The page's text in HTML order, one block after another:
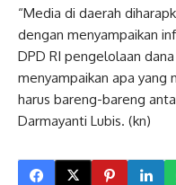
“Media di daerah
dengan menyampaikan
DPD RI pengelolaan
menyampaikan apa yang
harus bareng-bareng
Darmayanti Lubis. (kn)